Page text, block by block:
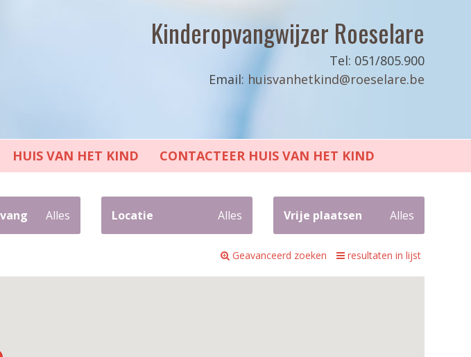
Kinderopvangwijzer Roeselare
Tel: 051/805.900
Email: huisvanhetkind@roeselare.be
HUIS VAN HET KIND CONTACTEER HUIS VAN HET KIND
Alles Locatie Alles Vrije plaatsen Alles
Geavanceerd zoeken resultaten in lijst